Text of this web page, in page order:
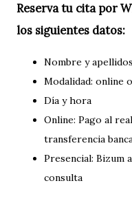
Reserva tu cita por
los siguientes datos:
Nombre y apellidos
Modalidad: online
Día y hora
Online: Pago al
transferencia
Presencial: Bizum
consulta